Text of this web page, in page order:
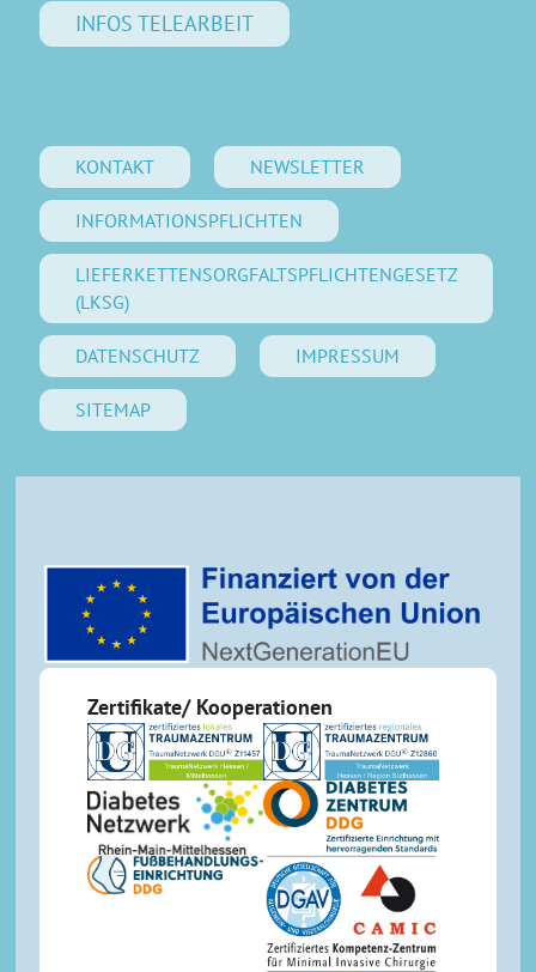
INFOS TELEARBEIT
KONTAKT NEWSLETTER
INFORMATIONSPFLICHTEN
LIEFERKETTENSORGFALTSPFLICHTENGESETZ
(LKSG)
DATENSCHUTZ IMPRESSUM
SITEMAP
Zertifikate/ Kooperationen